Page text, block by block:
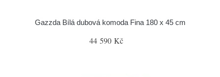
Gazzda Bílá dubová komoda Fina 180 x 45 cm
44 590 Kč